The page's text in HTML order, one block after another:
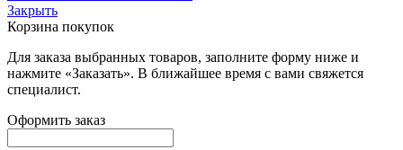
Закрыть
Корзина покупок
Для заказа выбранных товаров, заполните форму ниже и
нажмите «Заказать». В ближайшее время с вами свяжется
специалист.
Оформить заказ